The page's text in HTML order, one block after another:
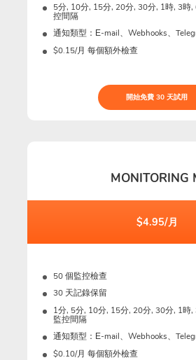
5分, 10分, 15分, 20分, 30分, 1時, 3時
控間隔
通知類型：Е-mail、Webhooks、
$0.15/月 每個額外檢查
開始免費 30 天試用
MONITORING
$4.95/月
50 個監控檢查
30 天記錄保留
1分, 5分, 10分, 15分, 20分, 30分, 1時
監控間隔
通知類型：Е-mail、Webhooks、
$0.10/月 每個額外檢查